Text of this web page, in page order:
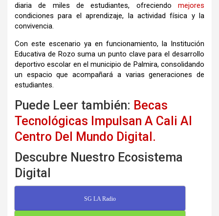
diaria de miles de estudiantes, ofreciendo mejores
condiciones para el aprendizaje, la actividad física y la
convivencia.
Con este escenario ya en funcionamiento, la Institución
Educativa de Rozo suma un punto clave para el desarrollo
deportivo escolar en el municipio de Palmira, consolidando
un espacio que acompañará a varias generaciones de
estudiantes.
Puede Leer también: Becas
Tecnológicas Impulsan A Cali Al
Centro Del Mundo Digital.
Descubre Nuestro Ecosistema
Digital
SG LA Radio